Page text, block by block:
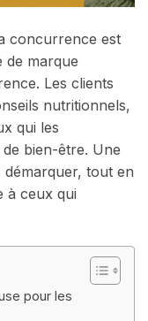
concurrence est
de marque
Les clients
nutritionnels,
qui les
bien-être. Une
tout en
à ceux qui
pour les